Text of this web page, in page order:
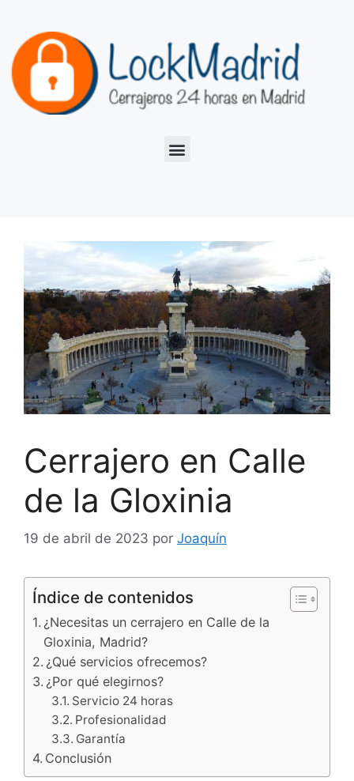
Cerrajero en Calle
de la Gloxinia
19 de abril de 2023 por Joaquín
Índice de contenidos
¿Necesitas un cerrajero en Calle de la
Gloxinia, Madrid?
¿Qué servicios ofrecemos?
¿Por qué elegirnos?
Servicio 24 horas
Profesionalidad
Garantía
Conclusión